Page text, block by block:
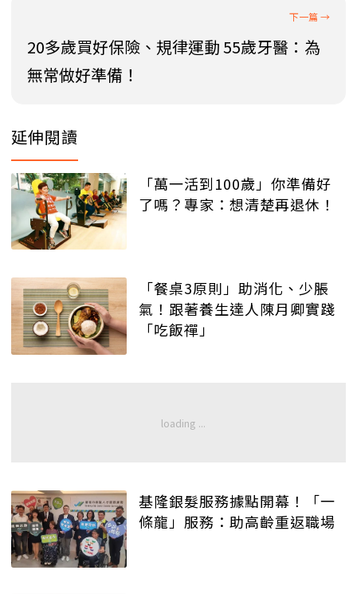
20多歲買好保險、規律運動 55歲牙醫：為
無常做好準備！
延伸閱讀
「萬一活到100歲」你準備好
了嗎？專家：想清楚再退休！
「餐桌3原則」助消化、少脹
氣！跟著養生達人陳月卿實踐
「吃飯禪」
基隆銀髮服務據點開幕！「一
條龍」服務：助高齡重返職場